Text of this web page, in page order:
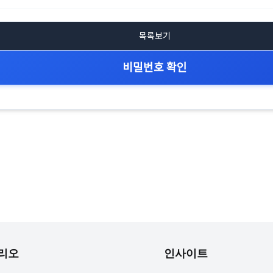
목록보기
비밀번호 확인
오 인사이트